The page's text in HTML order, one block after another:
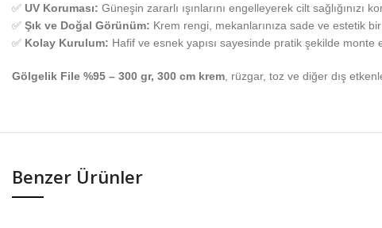
✅ UV Koruması: Güneşin zararlı ışınlarını engelleyerek cilt sağlığınızı
✅ Şık ve Doğal Görünüm: Krem rengi, mekanlarınıza sade ve estetik
✅ Kolay Kurulum: Hafif ve esnek yapısı sayesinde pratik şekilde monte
Gölgelik File %95 – 300 gr, 300 cm krem , rüzgar, toz ve diğer dış
Benzer Ürünler